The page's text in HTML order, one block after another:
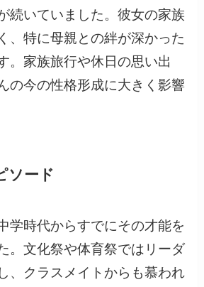
続いていました。彼女の家族
、特に母親との絆が深かった
。家族旅行や休日の思い出
の今の性格形成に大きく影響
ソード
学時代からすでにその才能を
。文化祭や体育祭ではリーダ
、クラスメイトからも慕われ